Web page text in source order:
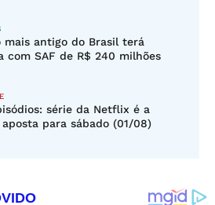
mais antigo do Brasil terá
com SAF de R$ 240 milhões
série da Netflix é a
para sábado (01/08)